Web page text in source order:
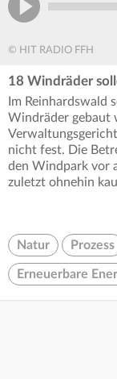
© HIT RADIO FFH
18 Windräder
Im Reinhardswald
Windräder gebaut
nicht fest. Die
den Windpark vor
zuletzt ohnehin
Natur Prozess
Erneuerbare